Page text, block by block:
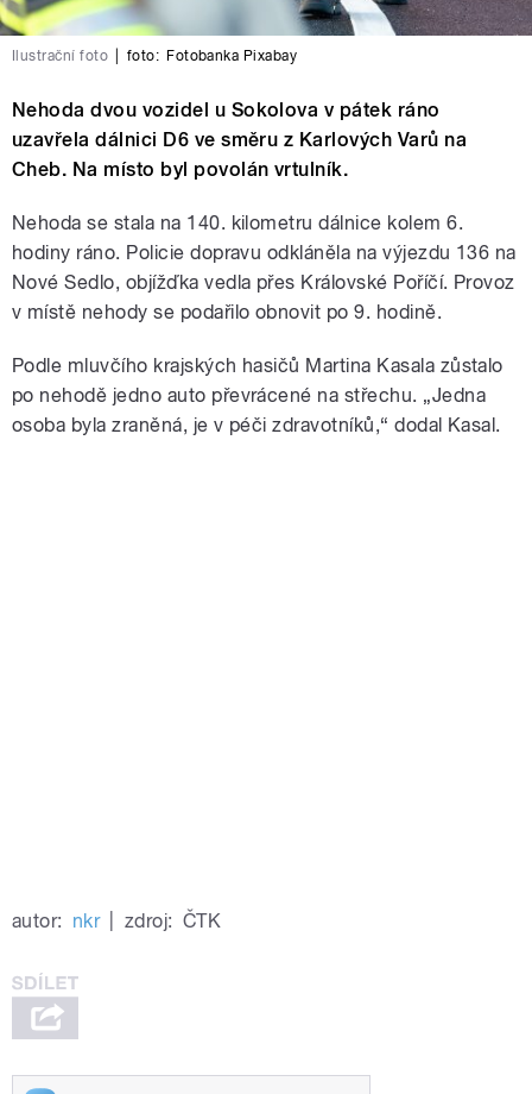
Ilustrační foto foto: Fotobanka Pixabay
Nehoda dvou vozidel u Sokolova v pátek ráno
uzavřela dálnici D6 ve směru z Karlových Varů na
Cheb. Na místo byl povolán vrtulník.
Nehoda se stala na 140. kilometru dálnice kolem 6.
hodiny ráno. Policie dopravu odkláněla na výjezdu 136 na
Nové Sedlo, objížďka vedla přes Královské Poříčí. Provoz
v místě nehody se podařilo obnovit po 9. hodině.
Podle mluvčího krajských hasičů Martina Kasala zůstalo
po nehodě jedno auto převrácené na střechu. „Jedna
osoba byla zraněná, je v péči zdravotníků,“ dodal Kasal.
autor: nkr zdroj: ČTK